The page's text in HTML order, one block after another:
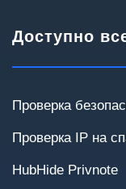
помогут
Доступно
Проверка
Проверка IP на
HubHide Privnote